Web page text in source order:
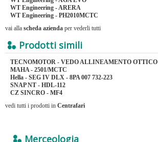
WT Engineering - ARERA
WT Engineering - PH2010MCTC
vai alla scheda azienda per vederli tutti
Prodotti simili
TECNOMOTOR - VEDO ALLINEAMENTO OTTICO
MAHA - 2501/MCTC
Hella - SEG IV DLX - 8PA 007 732-223
SNAP NT - HDL-112
CZ SINCRO - MF4
vedi tutti i prodotti in Centrafari
Merceologia